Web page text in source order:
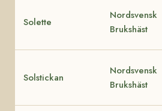
Solette
Nordsvensk
Brukshäst
Solstickan
Nordsvensk
Brukshäst